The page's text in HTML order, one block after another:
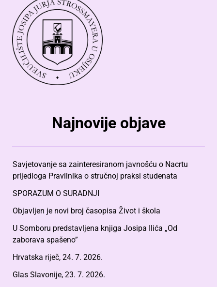
Najnovije objave
Savjetovanje sa zainteresiranom javnošću o Nacrtu
prijedloga Pravilnika o stručnoj praksi studenata
SPORAZUM O SURADNJI
Objavljen je novi broj časopisa Život i škola
U Somboru predstavljena knjiga Josipa Ilića „Od
zaborava spašeno”
Hrvatska riječ, 24. 7. 2026.
Glas Slavonije, 23. 7. 2026.